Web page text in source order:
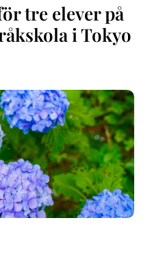
tre elever på
i Tokyo